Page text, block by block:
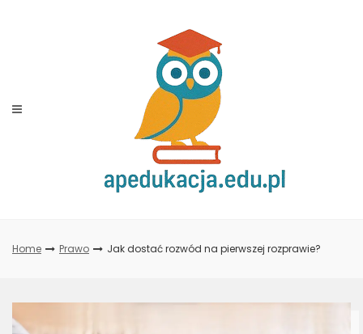
Home Prawo Jak dostać rozwód na pierwszej rozprawie?